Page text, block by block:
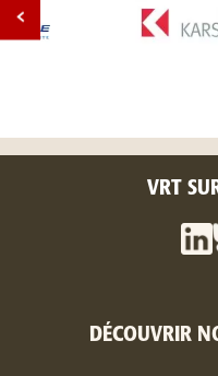
VRT
DÉCOUVRIR